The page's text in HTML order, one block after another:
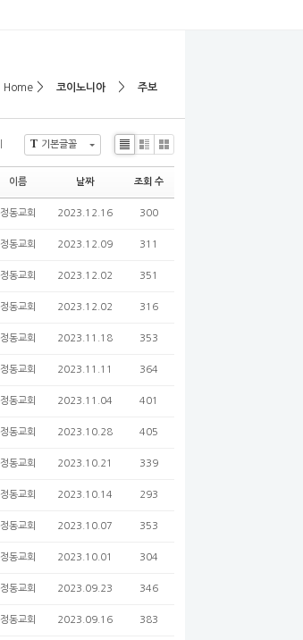
Home > 코이노니아 > 주보
T 기본글꼴
Li
Zi
G
le
이름 날짜 조회 수
정동교회 2023.12.16 300
정동교회 2023.12.09 311
정동교회 2023.12.02 351
정동교회 2023.12.02 316
정동교회 2023.11.18 353
정동교회 2023.11.11 364
정동교회 2023.11.04 401
정동교회 2023.10.28 405
정동교회 2023.10.21 339
정동교회 2023.10.14 293
정동교회 2023.10.07 353
정동교회 2023.10.01 304
정동교회 2023.09.23 346
정동교회 2023.09.16 383